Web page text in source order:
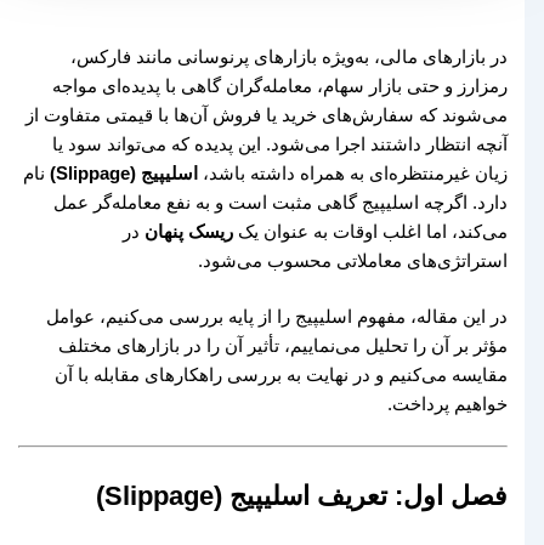
در بازارهای مالی، به‌ویژه بازارهای پرنوسانی مانند فارکس،
رمزارز و حتی بازار سهام، معامله‌گران گاهی با پدیده‌ای مواجه
می‌شوند که سفارش‌های خرید یا فروش آن‌ها با قیمتی متفاوت از
آنچه انتظار داشتند اجرا می‌شود. این پدیده که می‌تواند سود یا
زیان غیرمنتظره‌ای به همراه داشته باشد،اسلیپیج (Slippage)
نام
دارد. اگرچه اسلیپیج گاهی مثبت است و به نفع معامله‌گر عمل
می‌کند، اما اغلب اوقات به عنوان یکریسک پنهاندر
استراتژی‌های معاملاتی محسوب می‌شود.
در این مقاله، مفهوم اسلیپیج را از پایه بررسی می‌کنیم، عوامل
مؤثر بر آن را تحلیل می‌نماییم، تأثیر آن را در بازارهای مختلف
مقایسه می‌کنیم و در نهایت به بررسی راهکارهای مقابله با آن
خواهیم پرداخت.
فصل اول: تعریف اسلیپیج (Slippage)